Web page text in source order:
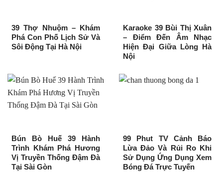
39 Thợ Nhuộm – Khám
Phá Con Phố Lịch Sử Và
Sôi Động Tại Hà Nội
Karaoke 39 Bùi Thị Xuân
– Điểm Đến Âm Nhạc
Hiện Đại Giữa Lòng Hà
Nội
Bún Bò Huế 39 Hành
Trình Khám Phá Hương
Vị Truyền Thống Đậm Đà
Tại Sài Gòn
99 Phut TV Cảnh Báo
Lừa Đảo Và Rủi Ro Khi
Sử Dụng Ứng Dụng Xem
Bóng Đá Trực Tuyến